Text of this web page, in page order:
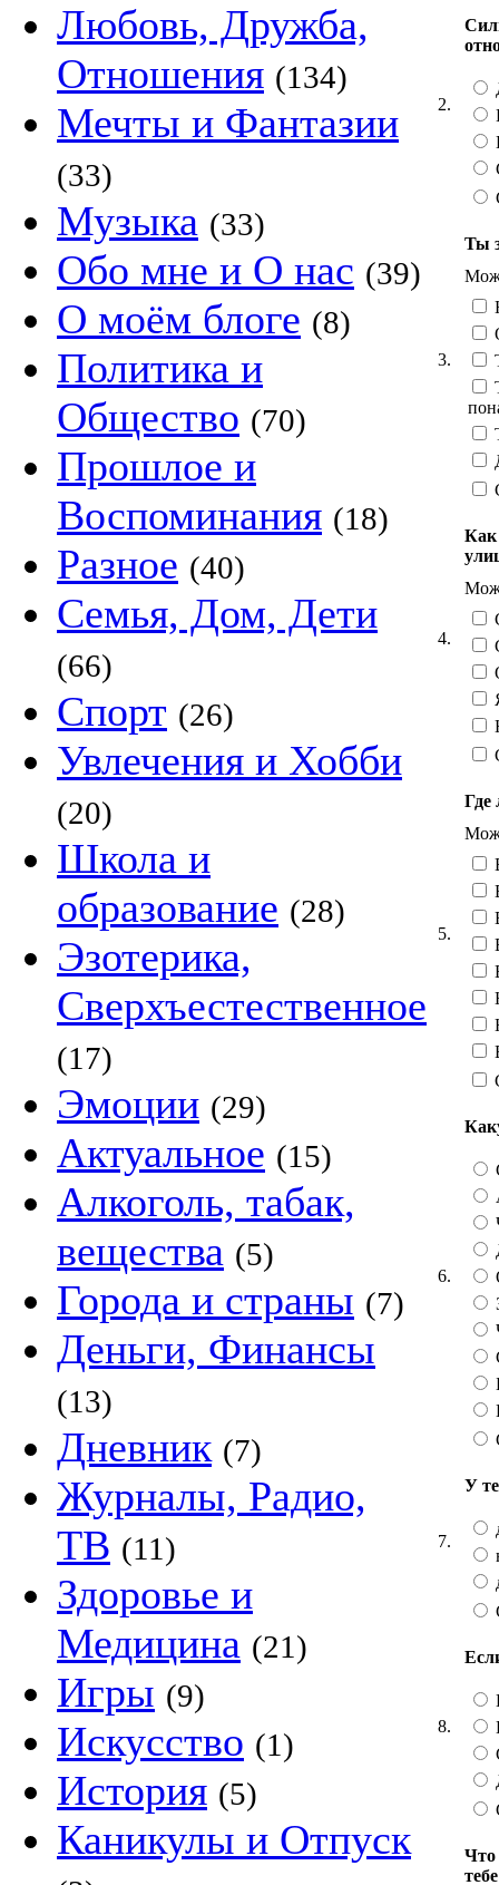
Любовь, Дружба,
Отношения (134)
Мечты и Фантазии
(33)
Музыка (33)
Обо мне и О нас (39)
О моём блоге (8)
Политика и
Общество (70)
Прошлое и
Воспоминания (18)
Разное (40)
Семья, Дом, Дети
(66)
Спорт (26)
Увлечения и Хобби
(20)
Школа и
образование (28)
Эзотерика,
Сверхъестественное
(17)
Эмоции (29)
Актуальное (15)
Алкоголь, табак,
вещества (5)
Города и страны (7)
Деньги, Финансы
(13)
Дневник (7)
Журналы, Радио,
ТВ (11)
Здоровье и
Медицина (21)
Игры (9)
Искусство (1)
История (5)
Каникулы и Отпуск
2.
3.
Ты
4.
Как
5.
Где
6.
7.
У
8.
Что